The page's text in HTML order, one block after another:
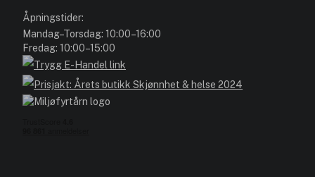
Åpningstider:
Mandag–Torsdag: 10:00–16:00
Fredag: 10:00–15:00